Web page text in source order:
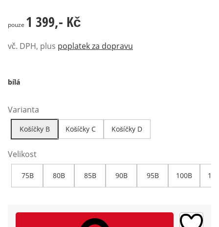
1 399,- Kč
pouze 1 399,- Kč
vč. DPH, plus poplatek za dopravu
bílá
Varianta
Košíčky B Košíčky C Košíčky D
Velikost
75B 80B 85B 90B 95B 100B